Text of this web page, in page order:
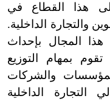
هذا القطاع في
والتجارة الداخلية.
المجال بإحداث
بمهام التوزيع
والشركات
الداخلية